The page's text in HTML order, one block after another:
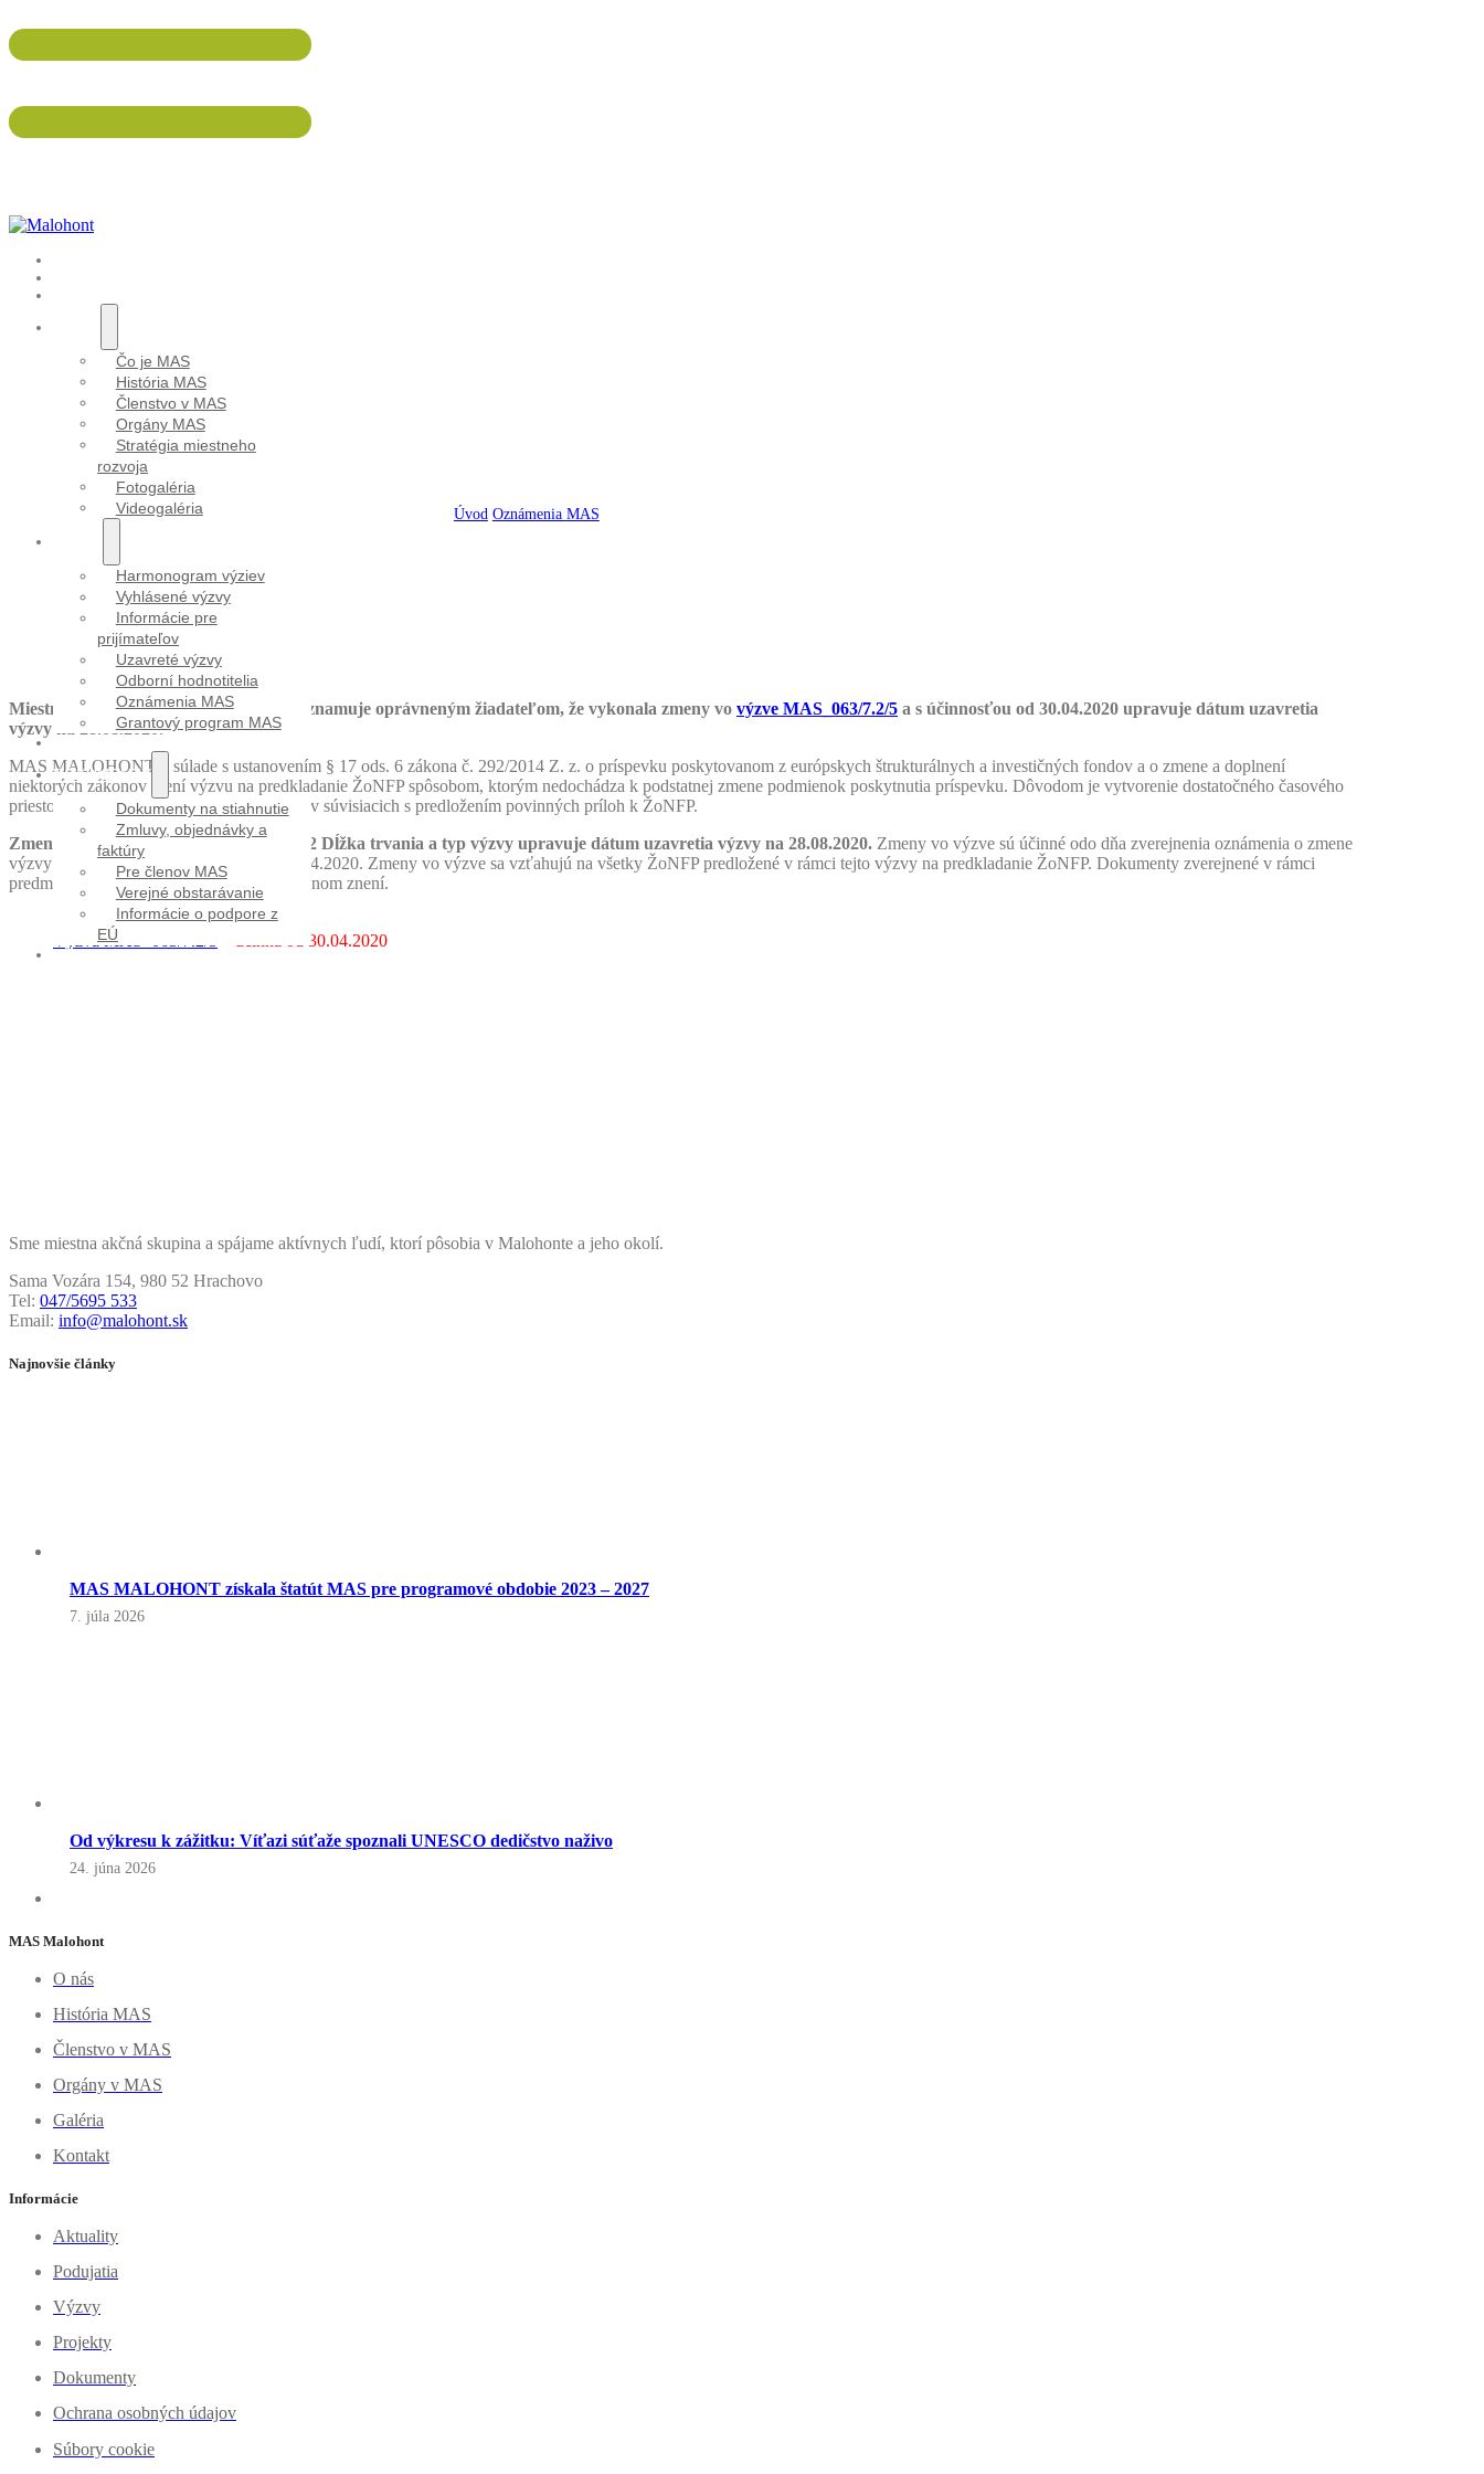
Čo je MAS
História MAS
Členstvo v MAS
Orgány MAS
Stratégia miestneho
rozvoja
Fotogaléria
Videogaléria
Harmonogram výziev
Vyhlásené výzvy
Informácie pre
prijímateľov
Uzavreté výzvy
Odborní hodnotitelia
Oznámenia MAS
Grantový program MAS
DOKUMENTY
Dokumenty na stiahnutie
Zmluvy, objednávky a
faktúry
Pre členov MAS
Verejné obstarávanie
Informácie o podpore z
EÚ
KONTAKT
Úvod Oznámenia MAS
Miestna akčná skupina MALOHONT oznamuje oprávneným žiadateľom, že vykonala zmeny vo výzve MAS_063/7.2/5 a s účinnosťou od 30.04.2020 upravuje dátum uzavretia
výzvy na 28.08.2020.
MAS MALOHONT v súlade s ustanovením § 17 ods. 6 zákona č. 292/2014 Z. z. o príspevku poskytovanom z európskych štrukturálnych a investičných fondov a o zmene a doplnení
niektorých zákonov mení výzvu na predkladanie ŽoNFP spôsobom, ktorým nedochádza k podstatnej zmene podmienok poskytnutia príspevku. Dôvodom je vytvorenie dostatočného časového
priestoru pre žiadateľov z hľadiska procesov súvisiacich s predložením povinných príloh k ŽoNFP.
Zmenou výzvy sa v texte výzvy v časti 1.2 Dĺžka trvania a typ výzvy upravuje dátum uzavretia výzvy na 28.08.2020. Zmeny vo výzve sú účinné odo dňa zverejnenia oznámenia o zmene
výzvy na webovom sídle MAS, t.j. od 30.04.2020. Zmeny vo výzve sa vzťahujú na všetky ŽoNFP predložené v rámci tejto výzvy na predkladanie ŽoNFP. Dokumenty zverejnené v rámci
predmetnej výzvy zostávajú platné v pôvodnom znení.
Na stiahnutie:
Výzva MAS_063/7.2/5
– účinná od 30.04.2020
Sme miestna akčná skupina a spájame aktívnych ľudí, ktorí pôsobia v Malohonte a jeho okolí.
Sama Vozára 154, 980 52 Hrachovo
Tel: 047/5695 533
Email: info@malohont.sk
Najnovšie články
MAS MALOHONT získala štatút MAS pre programové obdobie 2023 – 2027
7. júla 2026
Od výkresu k zážitku: Víťazi súťaže spoznali UNESCO dedičstvo naživo
24. júna 2026
MAS Malohont
O nás
História MAS
Členstvo v MAS
Orgány v MAS
Galéria
Kontakt
Informácie
Aktuality
Podujatia
Výzvy
Projekty
Dokumenty
Ochrana osobných údajov
Súbory cookie